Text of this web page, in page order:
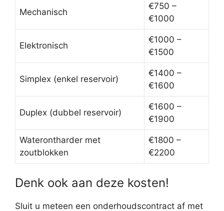
Mechanisch
€750 –
€1000
Elektronisch
€1000 –
€1500
Simplex (enkel reservoir)
€1400 –
€1600
Duplex (dubbel reservoir)
€1600 –
€1900
Waterontharder met
zoutblokken
€1800 –
€2200
Denk ook aan deze kosten!
Sluit u meteen een onderhoudscontract af met